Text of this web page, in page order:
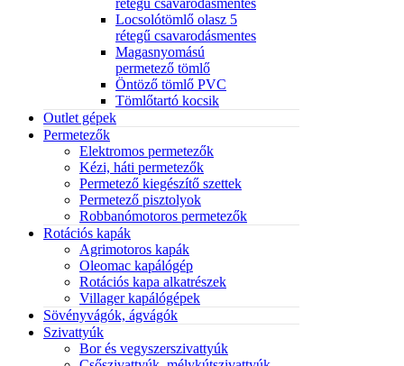
rétegű csavarodásmentes
Locsolótömlő olasz 5
rétegű csavarodásmentes
Magasnyomású
permetező tömlő
Öntöző tömlő PVC
Tömlőtartó kocsik
Outlet gépek
Permetezők
Elektromos permetezők
Kézi, háti permetezők
Permetező kiegészítő szettek
Permetező pisztolyok
Robbanómotoros permetezők
Rotációs kapák
Agrimotoros kapák
Oleomac kapálógép
Rotációs kapa alkatrészek
Villager kapálógépek
Sövényvágók, ágvágók
Szivattyúk
Bor és vegyszerszivattyúk